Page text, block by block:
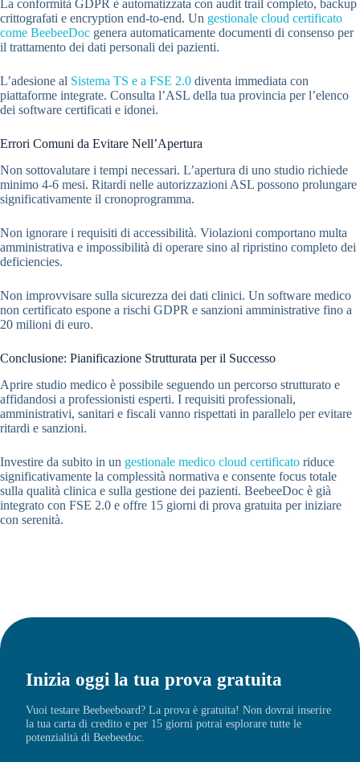
La conformità GDPR è automatizzata con audit trail completo, backup
crittografati e encryption end-to-end. Un gestionale cloud certificato
come BeebeeDoc genera automaticamente documenti di consenso per
il trattamento dei dati personali dei pazienti.
L’adesione al Sistema TS e a FSE 2.0 diventa immediata con
piattaforme integrate. Consulta l’ASL della tua provincia per l’elenco
dei software certificati e idonei.
Errori Comuni da Evitare Nell’Apertura
Non sottovalutare i tempi necessari. L’apertura di uno studio richiede
minimo 4-6 mesi. Ritardi nelle autorizzazioni ASL possono prolungare
significativamente il cronoprogramma.
Non ignorare i requisiti di accessibilità. Violazioni comportano multa
amministrativa e impossibilità di operare sino al ripristino completo dei
deficiencies.
Non improvvisare sulla sicurezza dei dati clinici. Un software medico
non certificato espone a rischi GDPR e sanzioni amministrative fino a
20 milioni di euro.
Conclusione: Pianificazione Strutturata per il Successo
Aprire studio medico è possibile seguendo un percorso strutturato e
affidandosi a professionisti esperti. I requisiti professionali,
amministrativi, sanitari e fiscali vanno rispettati in parallelo per evitare
ritardi e sanzioni.
Investire da subito in un gestionale medico cloud certificato riduce
significativamente la complessità normativa e consente focus totale
sulla qualità clinica e sulla gestione dei pazienti. BeebeeDoc è già
integrato con FSE 2.0 e offre 15 giorni di prova gratuita per iniziare
con serenità.
Inizia oggi la tua prova gratuita
Vuoi testare Beebeeboard? La prova è gratuita! Non dovrai inserire
la tua carta di credito e per 15 giorni potrai esplorare tutte le
potenzialità di Beebeedoc.